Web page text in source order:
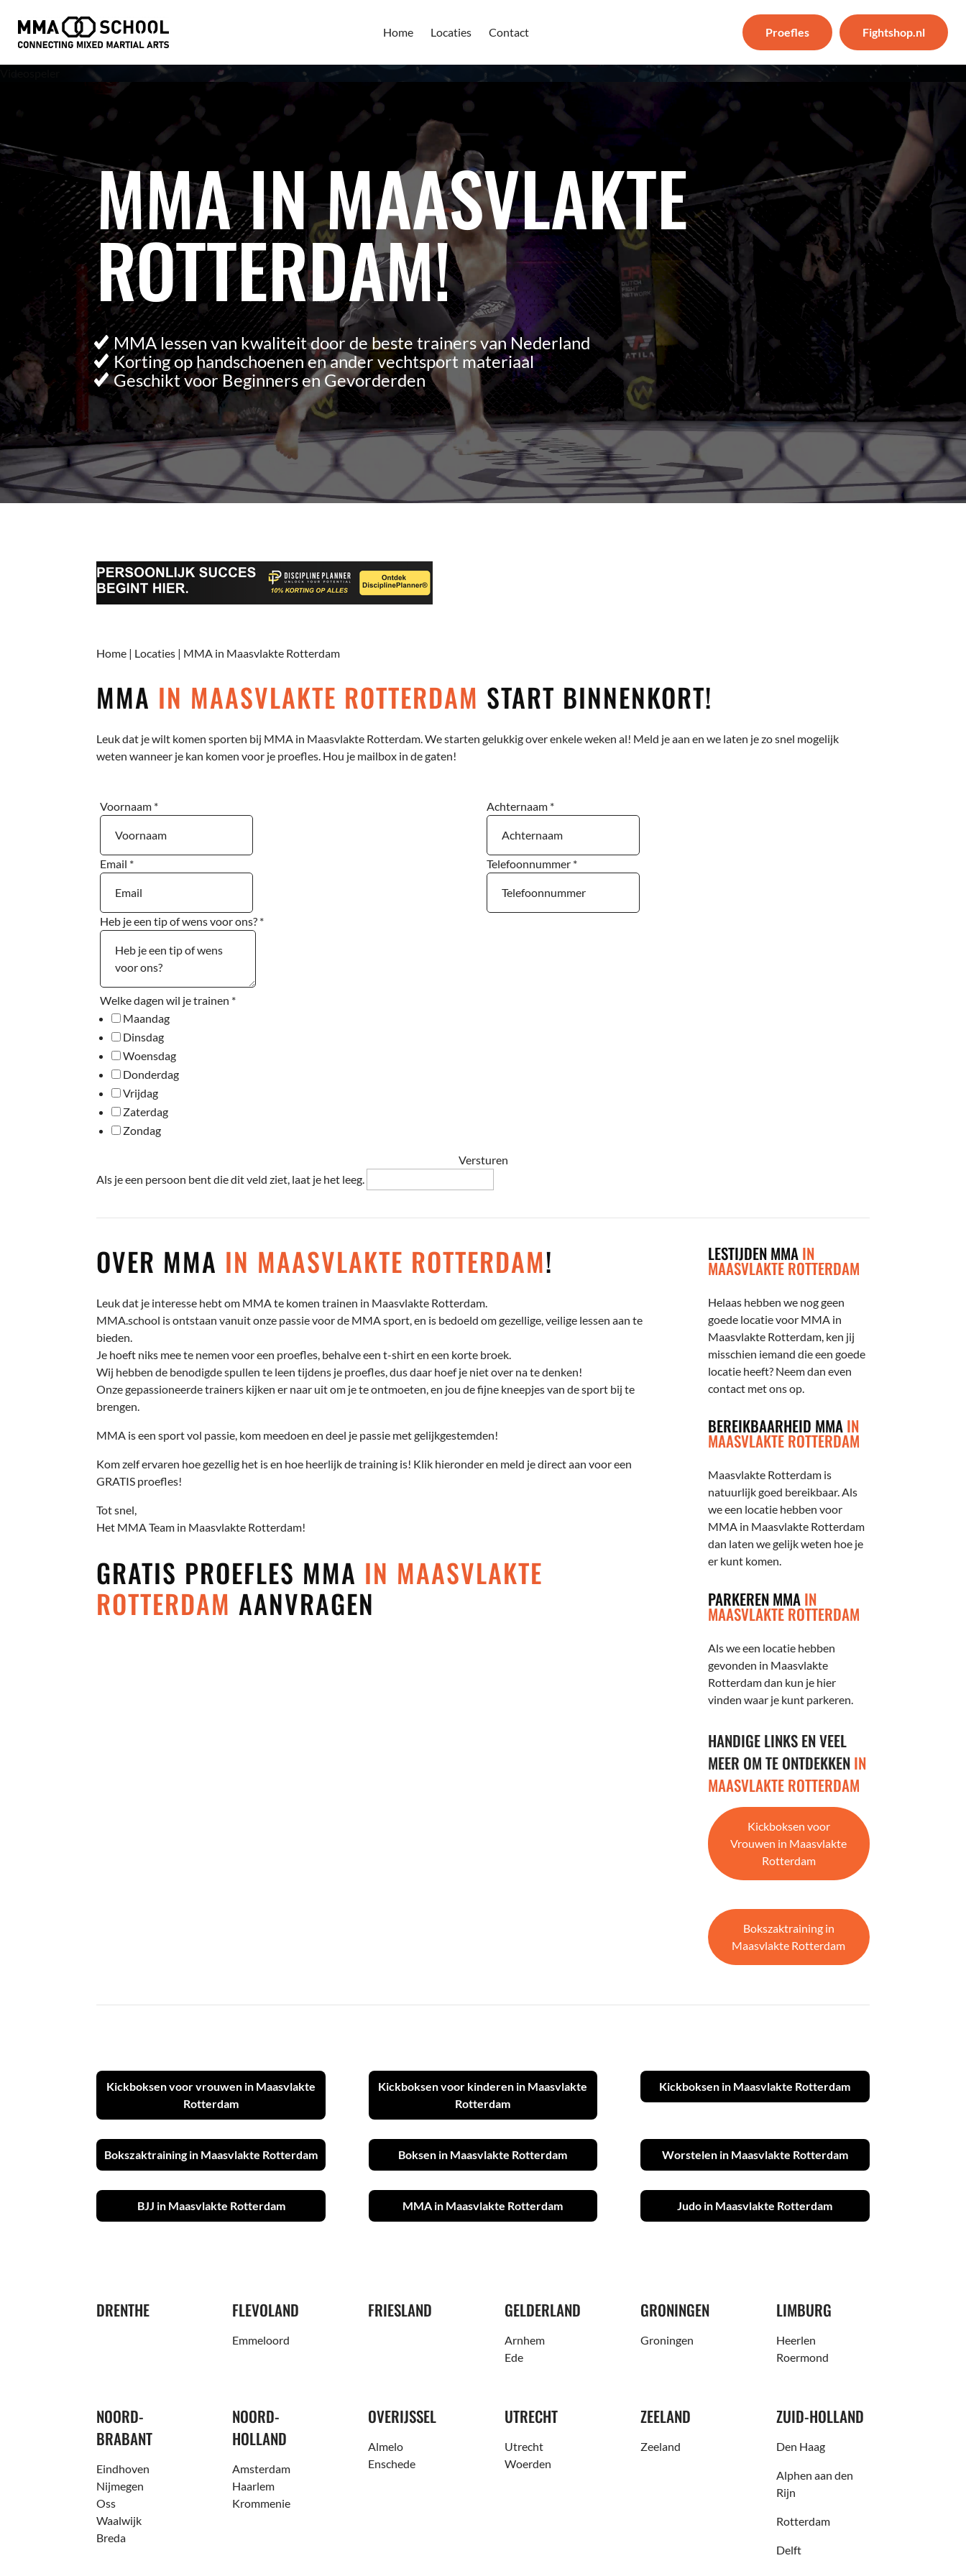
Home Locaties Contact Proefles Fightshop.nl
MMA IN MAASVLAKTE
ROTTERDAM!
MMA lessen van kwaliteit door de beste trainers van Nederland
Korting op handschoenen en ander vechtsport materiaal
Geschikt voor Beginners en Gevorderden
Home | Locaties | MMA in Maasvlakte Rotterdam
MMA IN MAASVLAKTE ROTTERDAM START BINNENKORT!
Leuk dat je wilt komen sporten bij MMA in Maasvlakte Rotterdam. We starten gelukkig over enkele weken al! Meld je aan en we laten je zo snel mogelijk
weten wanneer je kan komen voor je proefles. Hou je mailbox in de gaten!
Voornaam * Achternaam *
Email * Telefoonnummer *
Heb je een tip of wens voor ons? *
Welke dagen wil je trainen *
Maandag
Dinsdag
Woensdag
Donderdag
Vrijdag
Zaterdag
Zondag
Als je een persoon bent die dit veld ziet, laat je het leeg.
OVER MMA IN MAASVLAKTE ROTTERDAM!
Leuk dat je interesse hebt om MMA te komen trainen in Maasvlakte Rotterdam.
MMA.school is ontstaan vanuit onze passie voor de MMA sport, en is bedoeld om gezellige, veilige lessen aan te
bieden.
Je hoeft niks mee te nemen voor een proefles, behalve een t-shirt en een korte broek.
Wij hebben de benodigde spullen te leen tijdens je proefles, dus daar hoef je niet over na te denken!
Onze gepassioneerde trainers kijken er naar uit om je te ontmoeten, en jou de fijne kneepjes van de sport bij te
brengen.
MMA is een sport vol passie, kom meedoen en deel je passie met gelijkgestemden!
Kom zelf ervaren hoe gezellig het is en hoe heerlijk de training is! Klik hieronder en meld je direct aan voor een
GRATIS proefles!
Tot snel,
Het MMA Team in Maasvlakte Rotterdam!
GRATIS PROEFLES MMA IN MAASVLAKTE
ROTTERDAM AANVRAGEN
LESTIJDEN MMAIN
MAASVLAKTE ROTTERDAM
Helaas hebben we nog geen
goede locatie voor MMA in
Maasvlakte Rotterdam, ken jij
misschien iemand die een goede
locatie heeft? Neem dan even
contact met ons op.
BEREIKBAARHEID MMAIN
MAASVLAKTE ROTTERDAM
Maasvlakte Rotterdam is
natuurlijk goed bereikbaar. Als
we een locatie hebben voor
MMA in Maasvlakte Rotterdam
dan laten we gelijk weten hoe je
er kunt komen.
PARKEREN MMAIN
MAASVLAKTE ROTTERDAM
Als we een locatie hebben
gevonden in Maasvlakte
Rotterdam dan kun je hier
vinden waar je kunt parkeren.
HANDIGE LINKS EN VEEL
MEER OM TE ONTDEKKENIN
MAASVLAKTE ROTTERDAM
Kickboksen voor
Vrouwen in Maasvlakte
Rotterdam
Bokszaktraining in
Maasvlakte Rotterdam
Kickboksen voor vrouwen in Maasvlakte
Rotterdam
Kickboksen voor kinderen in Maasvlakte
Rotterdam
Kickboksen in Maasvlakte Rotterdam
Bokszaktraining in Maasvlakte Rotterdam Boksen in Maasvlakte Rotterdam Worstelen in Maasvlakte Rotterdam
BJJ in Maasvlakte Rotterdam MMA in Maasvlakte Rotterdam Judo in Maasvlakte Rotterdam
DRENTHE FLEVOLAND
Emmeloord
FRIESLAND GELDERLAND
Arnhem
Ede
GRONINGEN
Groningen
LIMBURG
Heerlen
Roermond
NOORD-
BRABANT
Eindhoven
Nijmegen
Oss
Waalwijk
Breda
NOORD-
HOLLAND
Amsterdam
Haarlem
Krommenie
OVERIJSSEL
Almelo
Enschede
UTRECHT
Utrecht
Woerden
ZEELAND
Zeeland
ZUID-HOLLAND
Den Haag
Alphen aan den
Rijn
Rotterdam
Delft